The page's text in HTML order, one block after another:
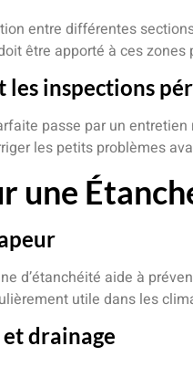
entre différentes
être apporté à ces
les inspections
passe par un
les petits problèmes
une
d’étanchéité aide à
utile dans les
drainage